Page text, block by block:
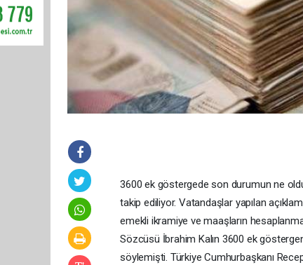
3600 ek göstergede son durumun ne
takip ediliyor. Vatandaşlar yapılan
emekli ikramiye ve maaşların
Sözcüsü İbrahim Kalın 3600 ek
söylemişti. Türkiye Cumhurbaşkanı